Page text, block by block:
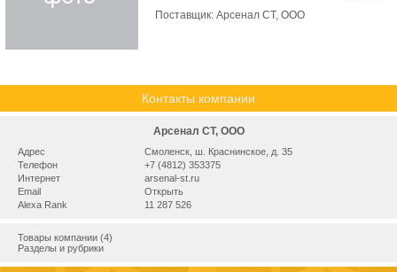
Поставщик: Арсенал СТ, ООО
Контакты компании
Арсенал СТ, ООО
Адрес
Смоленск, ш. Краснинское, д. 35
Телефон
+7 (4812) 353375
Интернет
arsenal-st.ru
Email
Открыть
Alexa Rank
11 287 526
Товары компании (4)
Разделы и рубрики